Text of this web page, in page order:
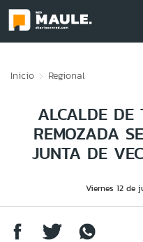
Inicio Regional
ALCALDE DE
REMOZADA
JUNTA DE
Viernes 12 de